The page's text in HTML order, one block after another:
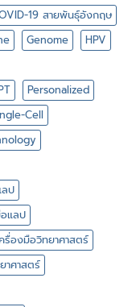
19 สายพันธุ์อังกฤษ
Genome
HPV
Personalized
Cell
ป
แลป
รื่องมือวิทยาศาสตร์
าศาสตร์